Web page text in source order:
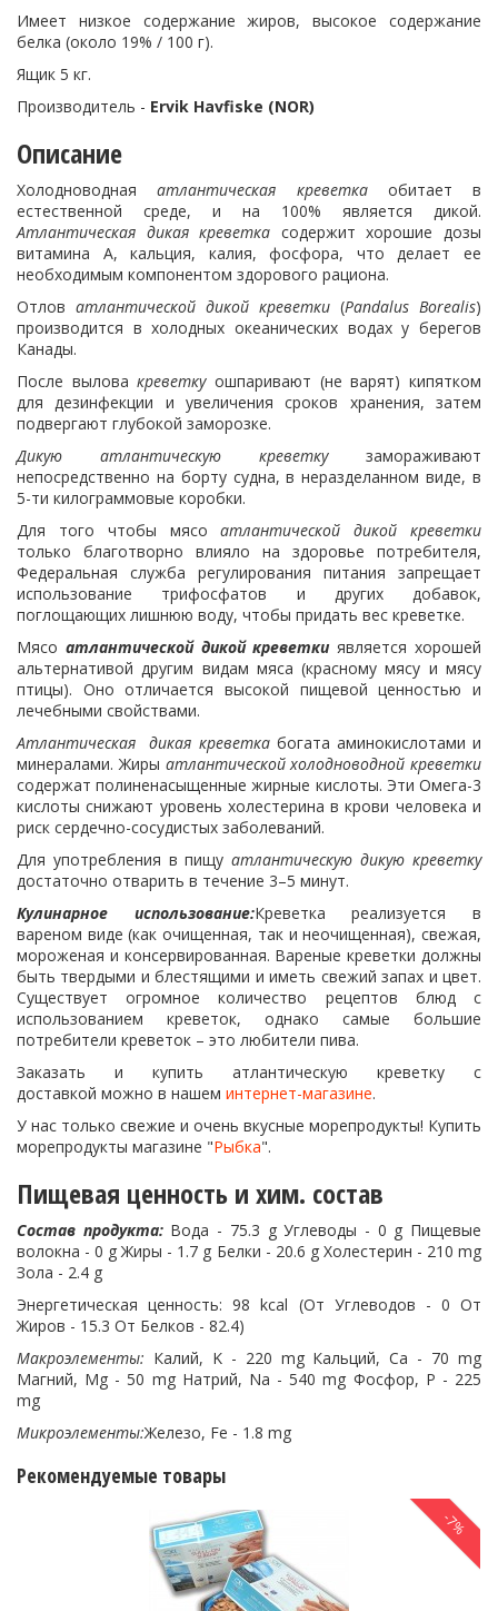
Имеет низкое содержание жиров, высокое содержание
белка (около 19% / 100 г).
Ящик 5 кг.
Производитель - Ervik Havfiske (NOR)
Описание
Холодноводнаяатлантическая креветкаобитает в
естественной среде, и на 100% является дикой.
Атлантическая дикая креветка содержит хорошие дозы
витамина А, кальция, калия, фосфора, что делает ее
необходимым компонентом здорового рациона.
Отлов атлантической дикой креветки (Pandalus Borealis)
производится в холодных океанических водах у берегов
Канады.
После выловакреветкуошпаривают (не варят) кипятком
для дезинфекции и увеличения сроков хранения, затем
подвергают глубокой заморозке.
Дикую атлантическую креветку замораживают
непосредственно на борту судна, в неразделанном виде, в
5-ти килограммовые коробки.
Для того чтобы мясоатлантической дикой креветки
только благотворно влияло на здоровье потребителя,
Федеральная служба регулирования питания запрещает
использование трифосфатов и других добавок,
поглощающих лишнюю воду, чтобы придать вес креветке.
Мясо атлантической дикой креветки является хорошей
альтернативой другим видам мяса (красному мясу и мясу
птицы). Оно отличается высокой пищевой ценностью и
лечебными свойствами.
Атлантическая дикая креветкабогата аминокислотами и
минералами. Жиры атлантической холодноводной креветки
содержат полиненасыщенные жирные кислоты. Эти Омега-3
кислоты снижают уровень холестерина в крови человека и
риск сердечно-сосудистых заболеваний.
Для употребления в пищуатлантическую дикую креветку
достаточно отварить в течение 3–5 минут.
Кулинарное использование:Креветка реализуется в
вареном виде (как очищенная, так и неочищенная), свежая,
мороженая и консервированная. Вареные креветки должны
быть твердыми и блестящими и иметь свежий запах и цвет.
Существует огромное количество рецептов блюд с
использованием креветок, однако самые большие
потребители креветок – это любители пива.
Заказать и купить атлантическую креветку с
доставкой можно в нашем интернет-магазине.
У нас только свежие и очень вкусные морепродукты! Купить
морепродукты магазине "Рыбка".
Пищевая ценность и хим. состав
Состав продукта: Вода - 75.3 g Углеводы - 0 g Пищевые
волокна - 0 g Жиры - 1.7 g Белки - 20.6 g Холестерин - 210 mg
Зола - 2.4 g
Энергетическая ценность: 98 kcal (От Углеводов - 0 От
Жиров - 15.3 От Белков - 82.4)
Макроэлементы: Калий, K - 220 mg Кальций, Ca - 70 mg
Магний, Mg - 50 mg Натрий, Na - 540 mg Фосфор, P - 225
mg
Микроэлементы:Железо, Fe - 1.8 mg
Рекомендуемые товары
-7%